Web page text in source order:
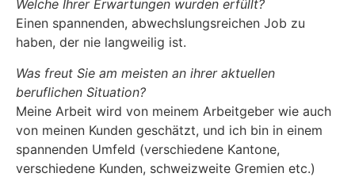
Welche Ihrer Erwartungen wurden erfüllt?
Einen spannenden, abwechslungsreichen Job zu
haben, der nie langweilig ist.
Was freut Sie am meisten an ihrer aktuellen
beruflichen Situation?
Meine Arbeit wird von meinem Arbeitgeber wie auch
von meinen Kunden geschätzt, und ich bin in einem
spannenden Umfeld (verschiedene Kantone,
verschiedene Kunden, schweizweite Gremien etc.)